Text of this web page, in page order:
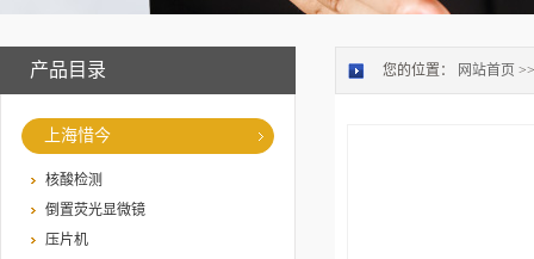
产品目录
上海惜今
核酸检测
倒置荧光显微镜
压片机
您的位置： 网站首页